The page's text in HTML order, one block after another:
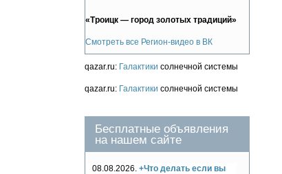
«Троицк — город золотых традиций»
Смотреть все Регион-видео в ВК
qazar.ru: Галактики солнечной системы
qazar.ru: Галактики солнечной системы
Бесплатные объявления
на нашем сайте
08.08.2026. +Что делать если вы